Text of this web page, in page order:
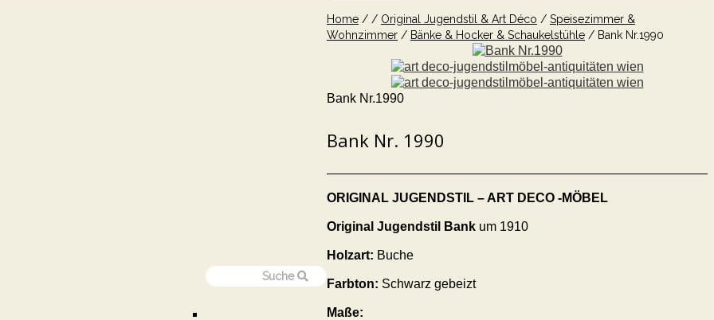
Home / / Original Jugendstil & Art Déco / Speisezimmer &
Wohnzimmer / Bänke & Hocker & Schaukelstühle / Bank Nr.1990
Bank Nr.1990
Bank Nr. 1990
ORIGINAL JUGENDSTIL – ART DECO -MÖBEL
Original Jugendstil Bank um 1910
Holzart: Buche
Farbton: Schwarz gebeizt
Maße: